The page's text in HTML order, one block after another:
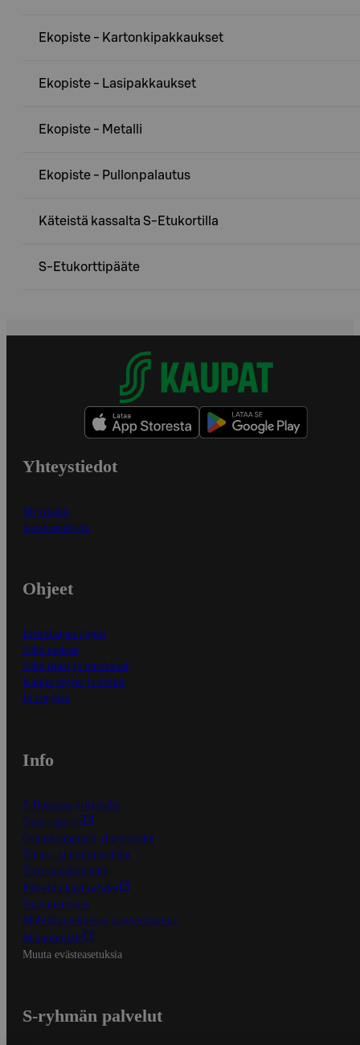
Ekopiste - Kartonkipakkaukset
Ekopiste - Lasipakkaukset
Ekopiste - Metalli
Ekopiste - Pullonpalautus
Käteistä kassalta S-Etukortilla
S-Etukorttipääte
Yhteystiedot
Myymälät
Asiakaspalvelu
Ohjeet
Ensitilaajan ohjeet
Näin maksat
Näin tilaat ja muokkaat
Kaikki ohjeet ja vinkit
In English
Info
S-Business yrityksille
Oiva-raportit
Osuuskauppojen yhteystiedot
Tilaus- ja toimitusehdot
Tietosuojakäytäntö
Palvelun käyttöehdot
Saavutettavuus
Mobiilisovelluksen saavutettavuus
Mainostajalle
Muuta evästeasetuksia
S-ryhmän palvelut